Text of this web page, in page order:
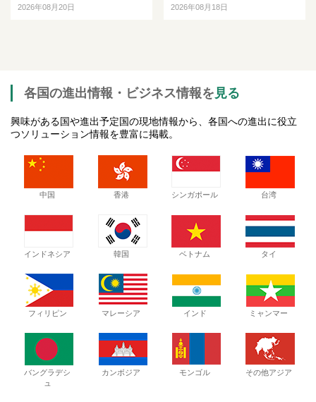
2026年08月20日 2026年08月18日
各国の進出情報・ビジネス情報を 見る
興味がある国や進出予定国の現地情報から、各国への進出に役立
つソリューション情報を豊富に掲載。
中国 香港 シンガポール 台湾
インドネシア 韓国 ベトナム タイ
フィリピン マレーシア インド ミャンマー
バングラデシ
ュ
カンボジア モンゴル その他アジア